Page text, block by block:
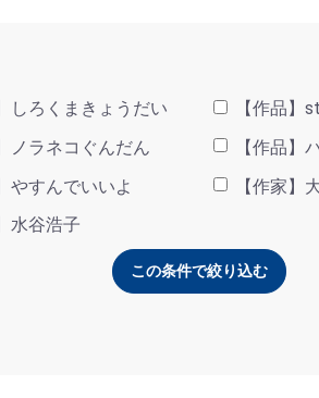
しろくまきょうだい 【作品】
ノラネコぐんだん 【作品】
やすんでいいよ 【作家】
水谷浩子
この条件で絞り込む